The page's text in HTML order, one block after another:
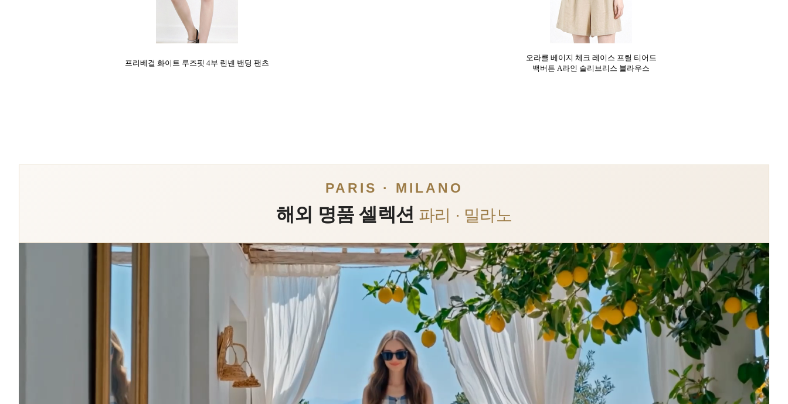
프리베걸 화이트 루즈핏 4부 린넨 밴딩 팬츠
오라클 베이지 체크 레이스 프릴 티어드
백버튼 A라인 슬리브리스 블라우스
PARIS · MILANO
해외 명품 셀렉션 파리 · 밀라노